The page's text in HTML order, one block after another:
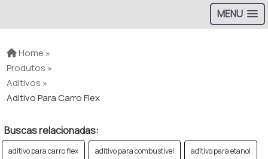
MENU
Home »
Produtos »
Aditivos »
Aditivo Para Carro Flex
Buscas relacionadas:
aditivo para carro flex aditivo para combustível aditivo para etanol